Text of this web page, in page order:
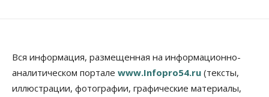
Вся информация, размещенная на информационно-
аналитическом портале www.Infopro54.ru (тексты,
иллюстрации, фотографии, графические материалы,